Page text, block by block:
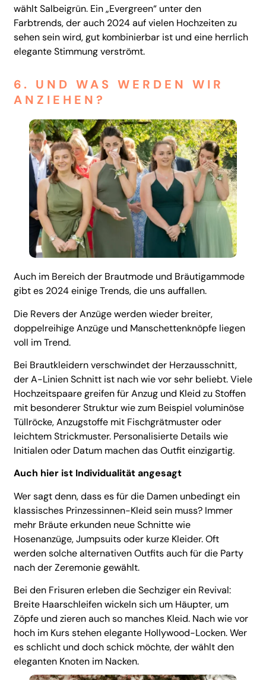
wählt Salbeigrün. Ein „Evergreen“ unter den
Farbtrends, der auch 2024 auf vielen Hochzeiten zu
sehen sein wird, gut kombinierbar ist und eine herrlich
elegante Stimmung verströmt.
6. UND WAS WERDEN WIR
ANZIEHEN?
Auch im Bereich der Brautmode und Bräutigammode
gibt es 2024 einige Trends, die uns auffallen.
Die Revers der Anzüge werden wieder breiter,
doppelreihige Anzüge und Manschettenknöpfe liegen
voll im Trend.
Bei Brautkleidern verschwindet der Herzausschnitt,
der A-Linien Schnitt ist nach wie vor sehr beliebt. Viele
Hochzeitspaare greifen für Anzug und Kleid zu Stoffen
mit besonderer Struktur wie zum Beispiel voluminöse
Tüllröcke, Anzugstoffe mit Fischgrätmuster oder
leichtem Strickmuster. Personalisierte Details wie
Initialen oder Datum machen das Outfit einzigartig.
Auch hier ist Individualität angesagt
Wer sagt denn, dass es für die Damen unbedingt ein
klassisches Prinzessinnen-Kleid sein muss? Immer
mehr Bräute erkunden neue Schnitte wie
Hosenanzüge, Jumpsuits oder kurze Kleider. Oft
werden solche alternativen Outfits auch für die Party
nach der Zeremonie gewählt.
Bei den Frisuren erleben die Sechziger ein Revival:
Breite Haarschleifen wickeln sich um Häupter, um
Zöpfe und zieren auch so manches Kleid. Nach wie vor
hoch im Kurs stehen elegante Hollywood-Locken. Wer
es schlicht und doch schick möchte, der wählt den
eleganten Knoten im Nacken.